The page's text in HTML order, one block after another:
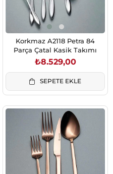
Korkmaz A2118 Petra 84
Parça Çatal Kasik Takımı
₺8.529,00
SEPETE EKLE